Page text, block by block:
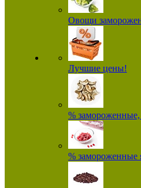
Овощи
Лучшие цены!
%
% замороженные